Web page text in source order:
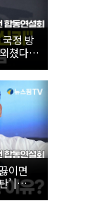
정 방
쳤다 |
후
이면
’ |
원 후